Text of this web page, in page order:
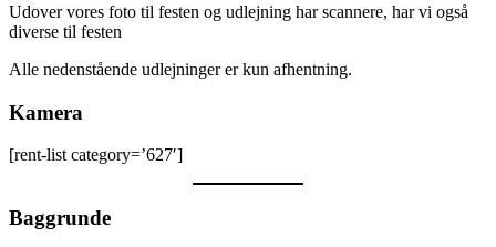
Udover vores foto til festen og udlejning har scannere, har vi også
diverse til festen
Alle nedenstående udlejninger er kun afhentning.
Kamera
[rent-list category=’627′]
Baggrunde